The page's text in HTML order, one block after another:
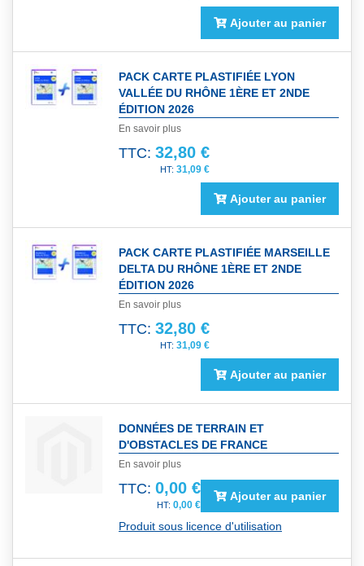
Ajouter au panier
PACK CARTE PLASTIFIÉE LYON
VALLÉE DU RHÔNE 1ÈRE ET 2NDE
ÉDITION 2026
En savoir plus
TTC: 32,80 €
31,09 €
Ajouter au panier
PACK CARTE PLASTIFIÉE MARSEILLE
DELTA DU RHÔNE 1ÈRE ET 2NDE
ÉDITION 2026
En savoir plus
TTC: 32,80 €
31,09 €
Ajouter au panier
DONNÉES DE TERRAIN ET
D'OBSTACLES DE FRANCE
En savoir plus
TTC: 0,00 €
0,00 €
Ajouter au panier
Produit sous licence d'utilisation